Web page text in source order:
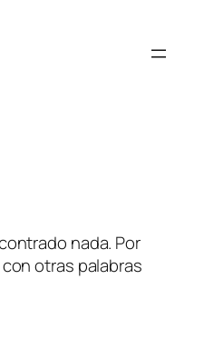
nada. Por
otras palabras